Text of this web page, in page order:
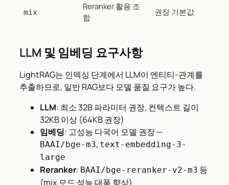
mix
Reranker 활용 조
합
권장 기본값
LLM 및 임베딩 요구사항
LightRAG는 인덱싱 단계에서 LLM이 엔티티-관계를
추출하므로, 일반 RAG보다 모델 품질 요구가 높다.
LLM: 최소 32B 파라미터 권장, 컨텍스트 길이
32KB 이상 (64KB 권장)
임베딩: 고성능 다국어 모델 권장 —
BAAI/bge-m3, text-embedding-3-
large
Reranker: BAAI/bge-reranker-v2-m3 등
(mix 모드 성능 대폭 향상)